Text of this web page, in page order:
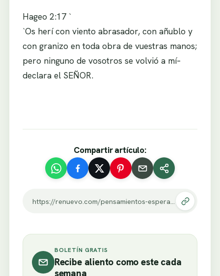
Hageo 2:17 `
`Os herí con viento abrasador, con añublo y
con granizo en toda obra de vuestras manos;
pero ninguno de vosotros se volvió a mí–
declara el SEÑOR.
Compartir artículo:
BOLETÍN GRATIS
Recibe aliento como este cada
semana